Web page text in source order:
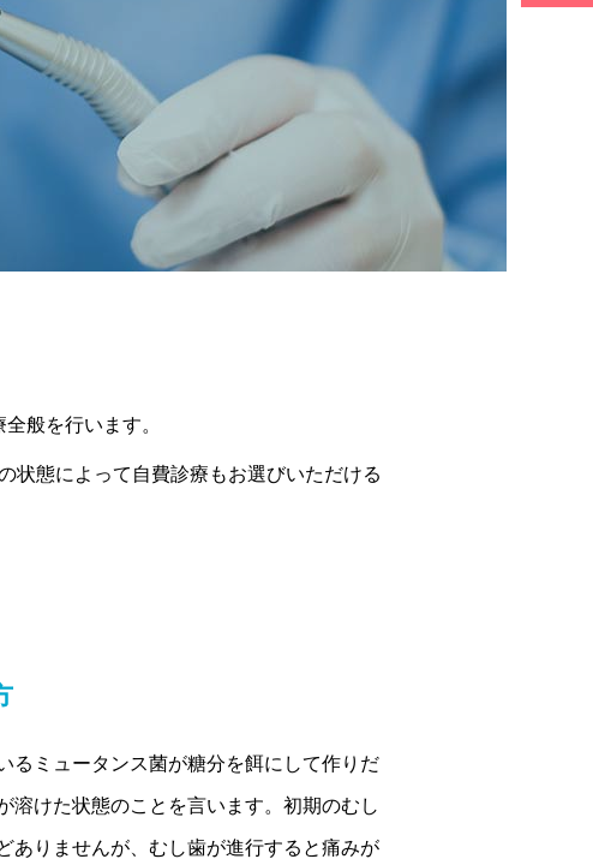
ニング
った 前歯をe.maxで治療
般を行います。
状態によって自費診療もお選びいただける
るミュータンス菌が糖分を餌にして作りだ
溶けた状態のことを言います。初期のむし
ありませんが、むし歯が進行すると痛みが